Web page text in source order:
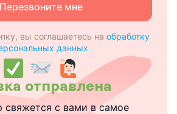
Перезвоните мне
вы соглашаетесь на обработку
данных
отправлена
с вами в самое